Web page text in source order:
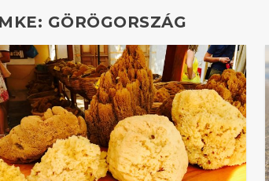
GÖRÖGORSZÁG